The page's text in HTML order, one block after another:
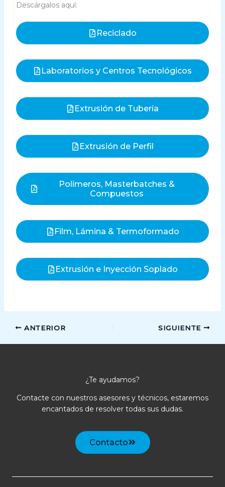
Descárgalos aquí:
Reciclado
Laboratorios y Centros Tecnológicos
Extrusión de Tubería
Extrusión de Perfil
Polímeros, Masterbatches &
Compuestos
Film, Lámina & Termoformado
Extrusión e Inyección Soplado
ANTERIOR SIGUIENTE
¿Te ayudamos?
Contacte con nuestros asesores y técnicos, estaremos
encantados de resolver todas sus dudas.
Contacto